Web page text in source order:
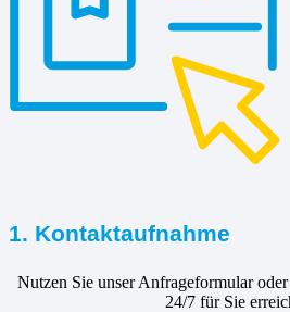
1. Kontaktaufnahme
Nutzen Sie unser Anfrageformular
24/7 für Sie